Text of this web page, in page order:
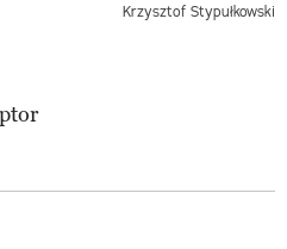
Krzysztof Stypułkowski